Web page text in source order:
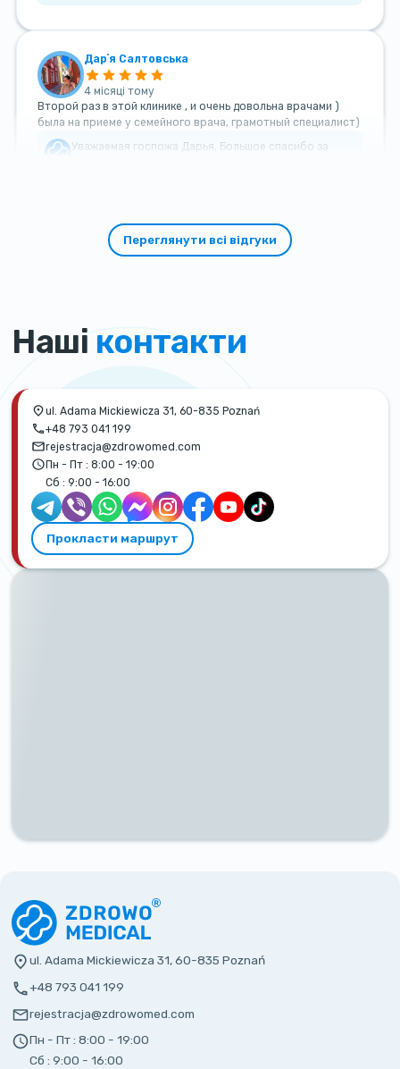
Дарʼя Салтовська
4 місяці тому
Второй раз в этой клинике , и очень довольна врачами )
была на приеме у семейного врача, грамотный специалист)
Уважаемая госпожа Дарья, Большое спасибо за
Переглянути всі відгуки
Наші контакти
ul. Adama Mickiewicza 31, 60-835 Poznań
+48 793 041 199
rejestracja@zdrowomed.com
Пн - Пт : 8:00 - 19:00
Сб : 9:00 - 16:00
Прокласти маршрут
ul. Adama Mickiewicza 31, 60-835 Poznań
+48 793 041 199
rejestracja@zdrowomed.com
Пн - Пт : 8:00 - 19:00
Сб : 9:00 - 16:00